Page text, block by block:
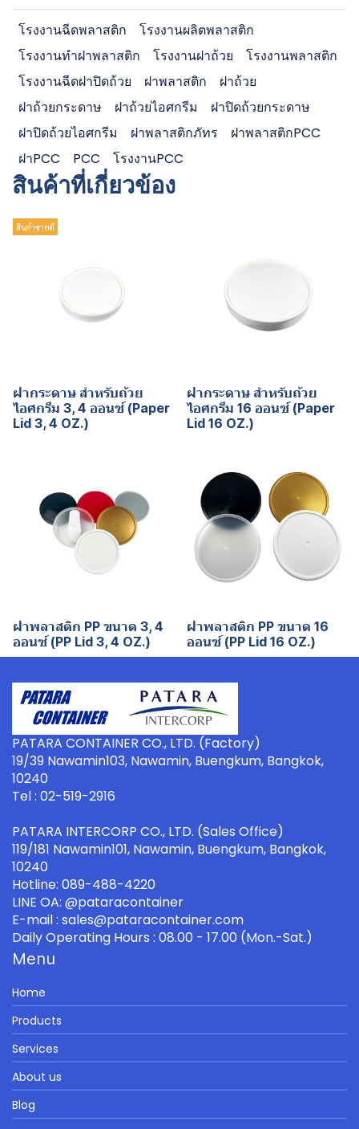
โรงงานฉีดพลาสติก
โรงงานผลิตพลาสติก
โรงงานทำฝาพลาสติก
โรงงานฝาถ้วย
โรงงานพลาสติก
โรงงานฉีดฝาปิดถ้วย
ฝาพลาสติก
ฝาถ้วย
ฝาถ้วยกระดาษ
ฝาถ้วยไอศกรีม
ฝาปิดถ้วยกระดาษ
ฝาปิดถ้วยไอศกรีม
ฝาพลาสติกภัทร
ฝาพลาสติกPCC
ฝาPCC
PCC โรงงานPCC
สินค้าที่เกี่ยวข้อง
สินค้าขายดี
ฝากระดาษ สำหรับถ้วย
ไอศกรีม 3, 4 ออนซ์ (Paper
Lid 3, 4 OZ.)
ฝากระดาษ สำหรับถ้วย
ไอศกรีม 16 ออนซ์ (Paper
Lid 16 OZ.)
ฝาพลาสติก PP ขนาด 3, 4
ออนซ์ (PP Lid 3, 4 OZ.)
ฝาพลาสติก PP ขนาด 16
ออนซ์ (PP Lid 16 OZ.)
PATARA CONTAINER CO., LTD. (Factory)
19/39 Nawamin103, Nawamin, Buengkum, Bangkok,
10240
Tel : 02-519-2916
PATARA INTERCORP CO., LTD. (Sales Office)
119/181 Nawamin101, Nawamin, Buengkum, Bangkok,
10240
Hotline: 089-488-4220
LINE OA: @pataracontainer
E-mail : sales@pataracontainer.com
Daily Operating Hours : 08.00 - 17.00 (Mon.-Sat.)
Menu
Home
Products
Services
About us
Blog